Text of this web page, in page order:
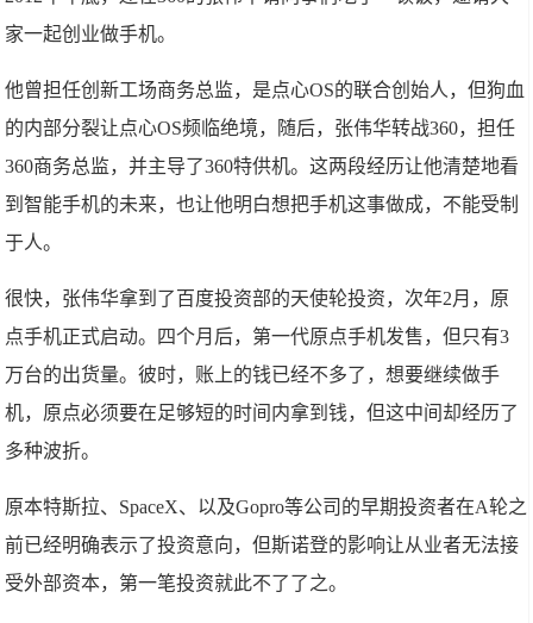
家一起创业做手机。
他曾担任创新工场商务总监，是点心OS的联合创始人，但狗血
的内部分裂让点心OS频临绝境，随后，张伟华转战360，担任
360商务总监，并主导了360特供机。这两段经历让他清楚地看
到智能手机的未来，也让他明白想把手机这事做成，不能受制
于人。
很快，张伟华拿到了百度投资部的天使轮投资，次年2月，原
点手机正式启动。四个月后，第一代原点手机发售，但只有3
万台的出货量。彼时，账上的钱已经不多了，想要继续做手
机，原点必须要在足够短的时间内拿到钱，但这中间却经历了
多种波折。
原本特斯拉、SpaceX、以及Gopro等公司的早期投资者在A轮之
前已经明确表示了投资意向，但斯诺登的影响让从业者无法接
受外部资本，第一笔投资就此不了了之。